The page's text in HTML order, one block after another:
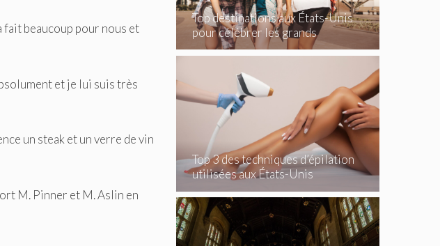
fait beaucoup pour nous et
et je lui suis très
un steak et un verre de vin
M. Pinner et M. Aslin en
Top destinations aux États-Unis
pour célébrer les grands
événements
Top 3 des techniques d’épilation
utilisées aux États-Unis